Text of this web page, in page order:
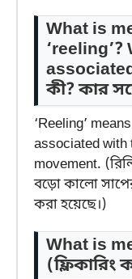
What is
কী? কার
‘Reeling’
associated with
movement.
বড়ো কালো
করা হয়েছে।)
What is
(ফ্লিকারিং